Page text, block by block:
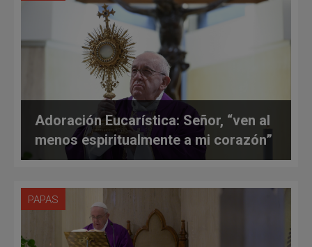
Adoración Eucarística: Señor, “ven al
menos espiritualmente a mi corazón”
PAPAS